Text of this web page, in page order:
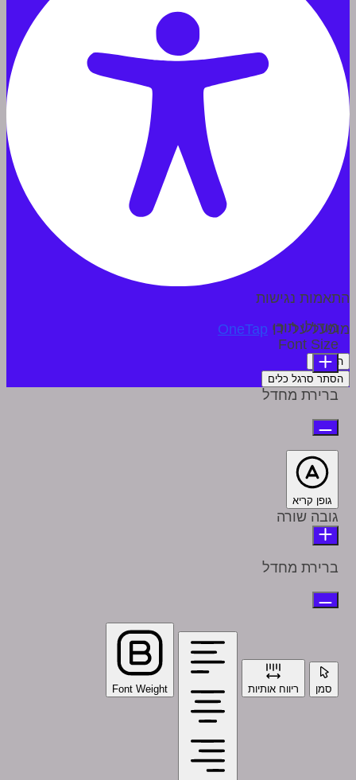
התאמות נגישות
מופעל על ידי OneTap
הצהרה
הסתר סרגל כלים
מודולי תוכן
Font Size
ברירת מחדל
גופן קריא
גובה שורה
ברירת מחדל
סמן ריווח אותיות Font Weight